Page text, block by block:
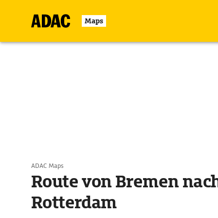
Maps
ADAC Maps
Route von Bremen
Rotterdam